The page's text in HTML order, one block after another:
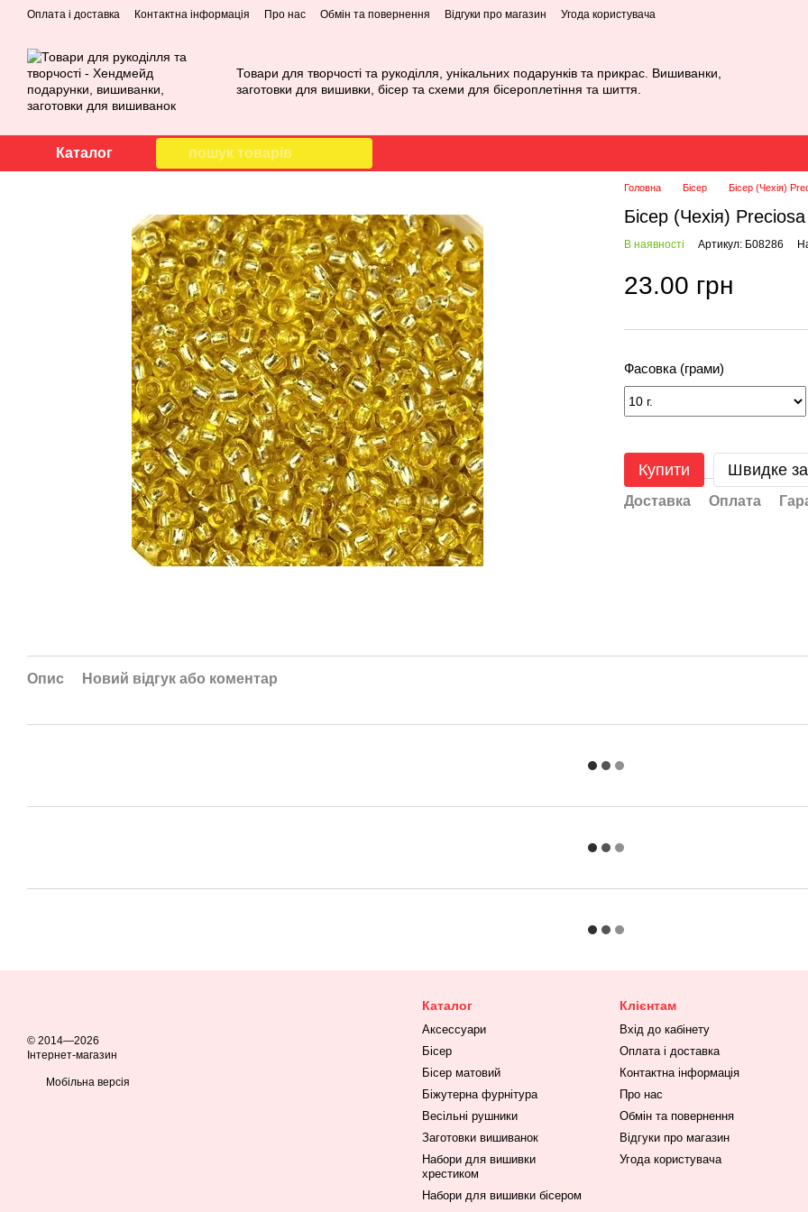
Перейти до основного контенту
Оплата і доставка Контактна інформація Про нас Обмін та повернення Відгуки про магазин Угода користувача
Товари для творчості та рукоділля, унікальних подарунків та прикрас. Вишиванки,
заготовки для вишивки, бісер та схеми для бісероплетіння та шиття.
Каталог
Головна Бісер Бісер (Чехія)
Бісер (Чехія)
В наявності Артикул: Б08286
23.00 грн
Фасовка (грами)
Купити Швидке
Доставка Оплата
Опис Новий відгук або коментар
© 2014—2026
Інтернет-магазин
Мобільна версія
Каталог
Аксессуари
Бісер
Бісер матовий
Біжутерна фурнітура
Весільні рушники
Заготовки вишиванок
Набори для вишивки
хрестиком
Набори для вишивки бісером
Клієнтам
Вхід до кабінету
Оплата і доставка
Контактна інформація
Про нас
Обмін та повернення
Відгуки про магазин
Угода користувача